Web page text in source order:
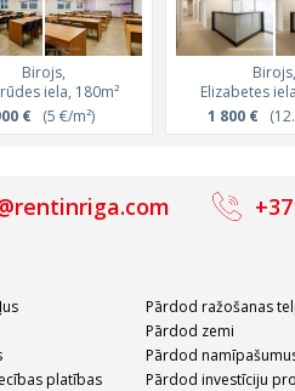
Birojs,
iela, 180m²
€ (5 €/m²)
Birojs,
Elizabetes
1 800 €
platības
Pārdod ražošanas
Pārdod zemi
Pārdod
Pārdod investīciju